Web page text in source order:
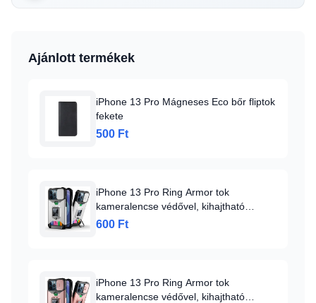
Ajánlott termékek
iPhone 13 Pro Mágneses Eco bőr fliptok
fekete
500 Ft
iPhone 13 Pro Ring Armor tok
kameralencse védővel, kihajtható
támasszal, kártyatartóval ezüst (ip-13-
600 Ft
iPhone 13 Pro Ring Armor tok
kameralencse védővel, kihajtható